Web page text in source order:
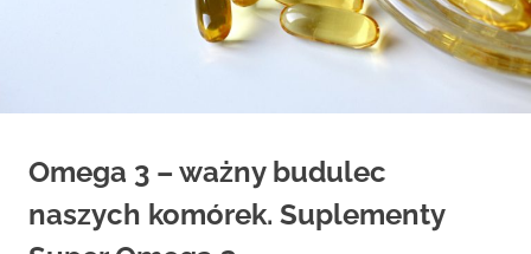
Omega 3 – ważny budulec
naszych komórek. Suplementy